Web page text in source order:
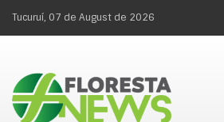
Tucuruí, 07 de August de 2026